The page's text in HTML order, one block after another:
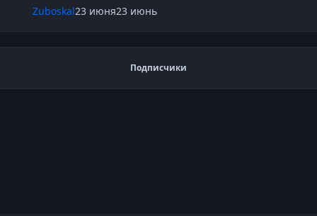
Zuboskal23 июня23 июнь
Подписчики